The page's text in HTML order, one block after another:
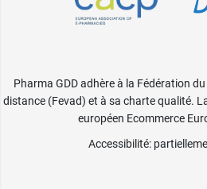
Pharma GDD adhère à la Fédération
distance (Fevad) et à sa charte qualité.
européen Ecommerce
Accessibilité: